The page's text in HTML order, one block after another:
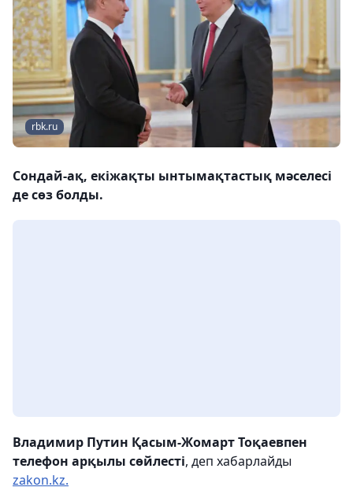
rbk.ru
Сондай-ақ, екіжақты ынтымақтастық мәселесі
де сөз болды.
Владимир Путин Қасым-Жомарт Тоқаевпен
телефон арқылы сөйлесті, деп хабарлайды
zakon.kz.